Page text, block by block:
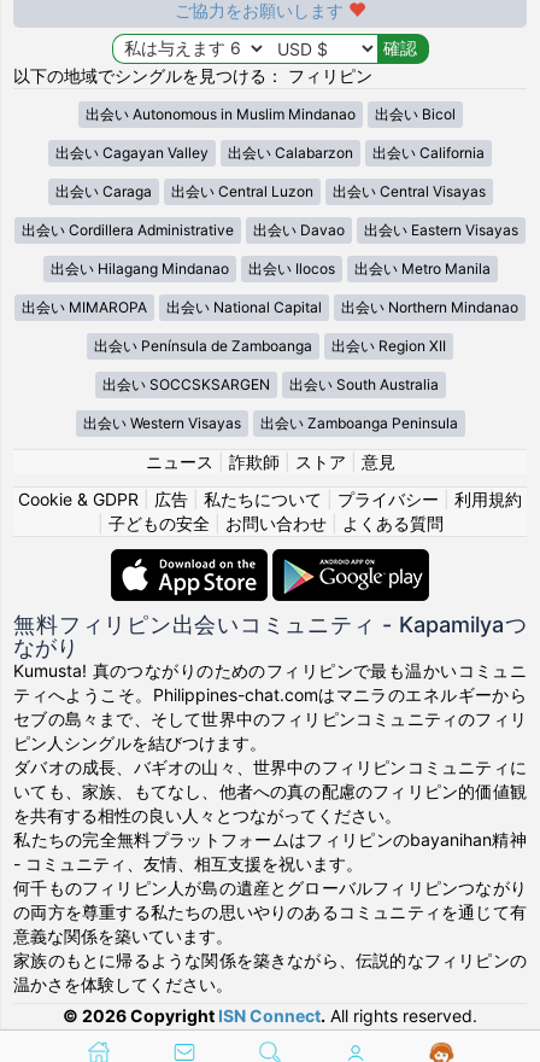
ご協力をお願いします
以下の地域でシングルを見つける： フィリピン
出会い Autonomous in Muslim Mindanao 出会い Bicol
出会い Cagayan Valley 出会い Calabarzon 出会い California
出会い Caraga 出会い Central Luzon 出会い Central Visayas
出会い Cordillera Administrative 出会い Davao 出会い Eastern Visayas
出会い Hilagang Mindanao 出会い Ilocos 出会い Metro Manila
出会い MIMAROPA 出会い National Capital 出会い Northern Mindanao
出会い Península de Zamboanga 出会い Region XII
出会い SOCCSKSARGEN 出会い South Australia
出会い Western Visayas 出会い Zamboanga Peninsula
ニュース 詐欺師 ストア
意見
Cookie & GDPR
広告 私たちについて プライバシー
利用規約
子どもの安全| お問い合わせ| よくある質問
無料フィリピン出会いコミュニティ - Kapamilyaつ
ながり
Kumusta! 真のつながりのためのフィリピンで最も温かいコミュニ
ティへようこそ。Philippines-chat.comはマニラのエネルギーから
セブの島々まで、そして世界中のフィリピンコミュニティのフィリ
ピン人シングルを結びつけます。
ダバオの成長、バギオの山々、世界中のフィリピンコミュニティに
いても、家族、もてなし、他者への真の配慮のフィリピン的価値観
を共有する相性の良い人々とつながってください。
私たちの完全無料プラットフォームはフィリピンのbayanihan精神
- コミュニティ、友情、相互支援を祝います。
何千ものフィリピン人が島の遺産とグローバルフィリピンつながり
の両方を尊重する私たちの思いやりのあるコミュニティを通じて有
意義な関係を築いています。
家族のもとに帰るような関係を築きながら、伝説的なフィリピンの
温かさを体験してください。
© 2026 Copyright ISN Connect. All rights reserved.